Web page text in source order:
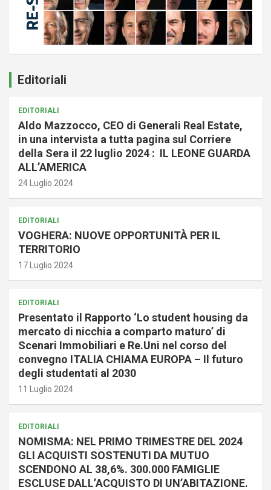
Editoriali
EDITORIALI
Aldo Mazzocco, CEO di Generali Real Estate,
in una intervista a tutta pagina sul Corriere
della Sera il 22 luglio 2024 : IL LEONE GUARDA
ALL’AMERICA
24 Luglio 2024
EDITORIALI
VOGHERA: NUOVE OPPORTUNITÀ PER IL
TERRITORIO
17 Luglio 2024
EDITORIALI
Presentato il Rapporto ‘Lo student housing da
mercato di nicchia a comparto maturo’ di
Scenari Immobiliari e Re.Uni nel corso del
convegno ITALIA CHIAMA EUROPA – Il futuro
degli studentati al 2030
11 Luglio 2024
EDITORIALI
NOMISMA: NEL PRIMO TRIMESTRE DEL 2024
GLI ACQUISTI SOSTENUTI DA MUTUO
SCENDONO AL 38,6%. 300.000 FAMIGLIE
ESCLUSE DALL’ACQUISTO DI UN’ABITAZIONE.